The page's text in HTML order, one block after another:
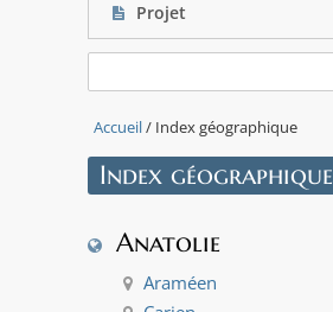
Projet
Accueil/ Index géographique
Index géographique
+
−
Anatolie
Araméen